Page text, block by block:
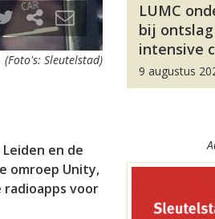
Sleutelstad)
en de
omroep Unity,
voor
LUMC
bij
intensive
9 augustus